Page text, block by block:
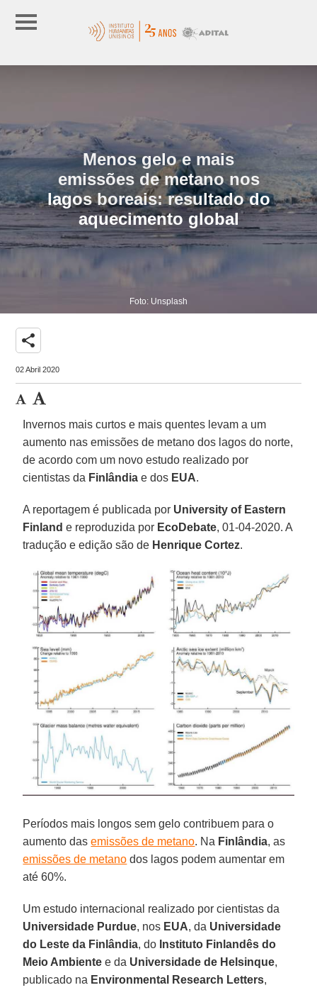
Menos gelo e mais
emissões de metano nos
lagos boreais: resultado do
aquecimento global
Foto: Unsplash
share
02 Abril 2020
Invernos mais curtos e mais quentes levam a um
aumento nas emissões de metano dos lagos do norte,
de acordo com um novo estudo realizado por
cientistas da Finlândia e dos EUA.
A reportagem é publicada por University of Eastern
Finlande reproduzida por EcoDebate, 01-04-2020. A
tradução e edição são de Henrique Cortez.
Períodos mais longos sem gelo contribuem para o
aumento dasemissões de metano. Na Finlândia, as
emissões de metano dos lagos podem aumentar em
até 60%.
Um estudo internacional realizado por cientistas da
Universidade Purdue, nos EUA, da Universidade
do Leste da Finlândia, do Instituto Finlandês do
Meio Ambiente e da Universidade de Helsinque,
publicado na Environmental Research Letters,